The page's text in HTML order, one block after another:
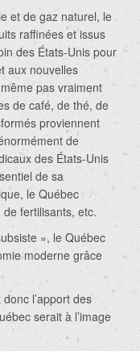
et de gaz naturel, le
raffinées et issus
des États-Unis pour
aux nouvelles
pas vraiment
de café, de thé, de
proviennent
de
des États-Unis
de sa
le Québec
fertilisants, etc.
», le Québec
moderne grâce
l’apport des
serait à l’image